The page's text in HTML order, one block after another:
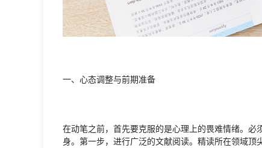
一、心态调整与前期准备
在动笔之前，首先要克服的是心理上的畏难情绪。
身。第一步，进行广泛的文献阅读。精读所在领域